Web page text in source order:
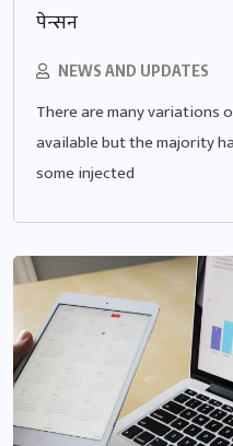
पेन्सन
NEWS AND UPDATES
There are many variations
available but the majority
some injected